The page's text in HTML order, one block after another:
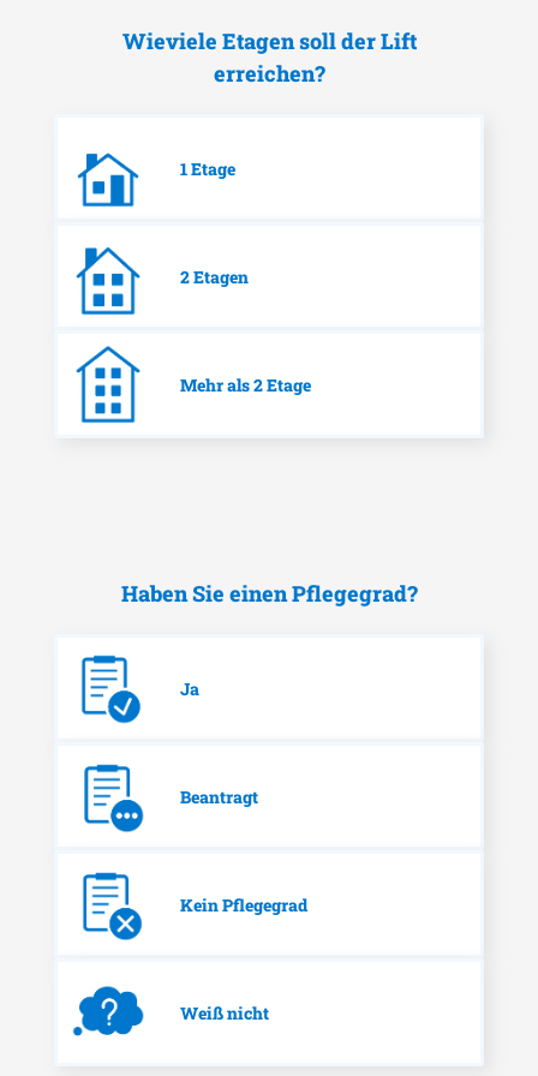
Wieviele Etagen soll der Lift
erreichen?
1 Etage
2 Etagen
Mehr als 2 Etage
Haben Sie einen Pflegegrad?
Ja
Beantragt
Kein Pflegegrad
Weiß nicht